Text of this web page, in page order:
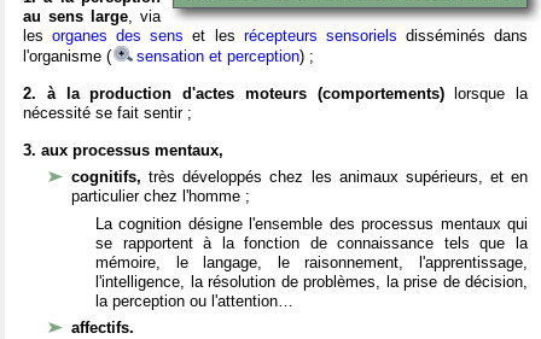
au sens large, via
lesorganes des sens et les récepteurs sensoriels disséminés dans
l'organisme (
sensation et perception) ;
2. à la production d'actes moteurs (comportements)lorsque la
nécessité se fait sentir ;
3. aux processus mentaux,
cognitifs,très développés chez les animaux supérieurs, et en
particulier chez l'homme ;
La cognition désigne l'ensemble des processus mentaux qui
se rapportent à la fonction de connaissance tels que la
mémoire, le langage, le raisonnement, l'apprentissage,
l'intelligence, la résolution de problèmes, la prise de décision,
la perception ou l'attention…
affectifs.